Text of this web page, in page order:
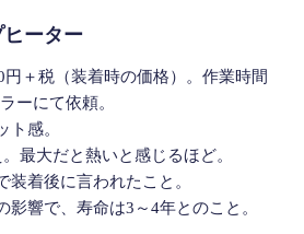
ヒーター
＋税（装着時の価格）。作業時間
ーにて依頼。
ト感。
最大だと熱いと感じるほど。
装着後に言われたこと。
影響で、寿命は3～4年とのこと。